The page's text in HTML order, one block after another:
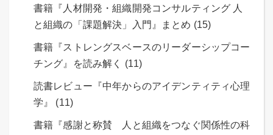
書籍『人材開発・組織開発コンサルティング 人
と組織の「課題解決」入門』まとめ (15)
書籍『ストレングスベースのリーダーシップコー
チング』を読み解く (11)
読書レビュー『中年からのアイデンティティ心理
学』 (11)
書籍『感謝と称賛 人と組織をつなぐ関係性の科